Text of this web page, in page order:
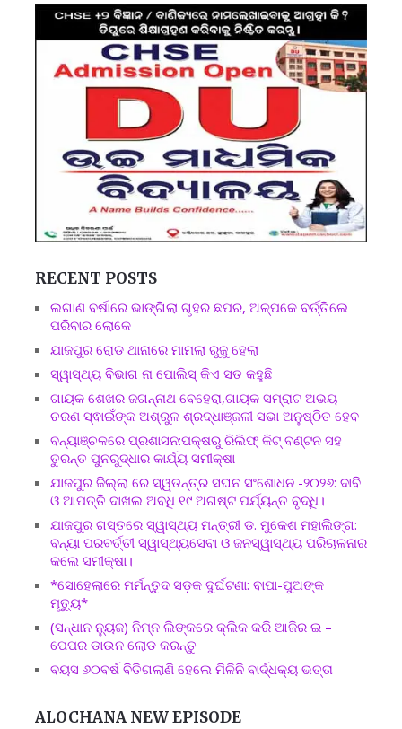
RECENT POSTS
ଲଗାଣ ବର୍ଷାରେ ଭାଙ୍ଗିଲା ଗୃହର ଛପର, ଅଳ୍ପକେ ବର୍ତ୍ତିଲେ
ପରିବାର ଲୋକେ
ଯାଜପୁର ରୋଡ ଥାନାରେ ମାମଲା ରୁଜୁ ହେଲା
ସ୍ୱାସ୍ଥ୍ୟ ବିଭାଗ ନା ପୋଲିସ୍ କିଏ ସତ କହୁଛି
ଗାୟକ ଶେଖର ଜଗନ୍ନାଥ ବେହେରା,ଗାୟକ ସମ୍ରାଟ ଅଭୟ
ଚରଣ ସ୍ଵାଇଁଙ୍କ ଅଶ୍ରୁଳ ଶ୍ରଦ୍ଧାଞ୍ଜଳୀ ସଭା ଅନୁଷ୍ଠିତ ହେବ
ବନ୍ୟାଞ୍ଚଳରେ ପ୍ରଶାସନ:ପକ୍ଷରୁ ରିଲିଫ୍ କିଟ୍ ବଣ୍ଟନ ସହ
ତୁରନ୍ତ ପୁନରୁଦ୍ଧାର କାର୍ଯ୍ୟ ସମୀକ୍ଷା
ଯାଜପୁର ଜିଲ୍ଲା ରେ ସ୍ୱତନ୍ତ୍ର ସଘନ ସଂଶୋଧନ -୨୦୨୬: ଦାବି
ଓ ଆପତ୍ତି ଦାଖଲ ଅବଧି ୧୯ ଅଗଷ୍ଟ ପର୍ଯ୍ୟନ୍ତ ବୃଦ୍ଧି।
ଯାଜପୁର ଗସ୍ତରେ ସ୍ୱାସ୍ଥ୍ୟ ମନ୍ତ୍ରୀ ଡ. ମୁକେଶ ମହାଲିଙ୍ଗ:
ବନ୍ୟା ପରବର୍ତ୍ତୀ ସ୍ୱାସ୍ଥ୍ୟସେବା ଓ ଜନସ୍ୱାସ୍ଥ୍ୟ ପରିଚାଳନାର
କଲେ ସମୀକ୍ଷା।
*ସୋହେଲାରେ ମର୍ମନ୍ତୁଦ ସଡ଼କ ଦୁର୍ଘଟଣା: ବାପା-ପୁଅଙ୍କ
ମୃତ୍ୟୁ*
(ସନ୍ଧାନ ନ୍ୟୁଜ) ନିମ୍ନ ଲିଙ୍କରେ କ୍ଲିକ କରି ଆଜିର ଇ –
ପେପର ଡାଉନ ଲୋଡ କରନ୍ତୁ
ବୟସ ୬୦ବର୍ଷ ବିତିଗଲାଣି ହେଲେ ମିଳିନି ବାର୍ଦ୍ଧକ୍ୟ ଭତ୍ତା
ALOCHANA NEW EPISODE